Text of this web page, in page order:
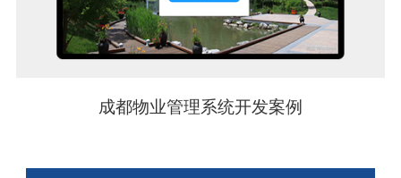
成都物业管理系统开发案例